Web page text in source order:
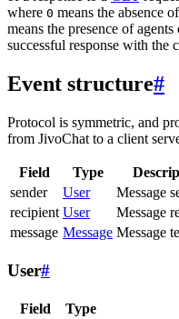
where 0 means the absence
means the presence of
successful response with the
Event structure#
Protocol is symmetric, and
from JivoChat to a client
Field Type
sender
User
Message
recipient User
Message
message Message Message
User#
Field Type